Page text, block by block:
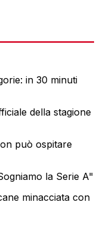
in 30 minuti
della stagione
può ospitare
la Serie A"
minacciata con